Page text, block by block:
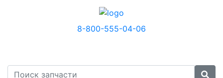
8-800-555-04-06